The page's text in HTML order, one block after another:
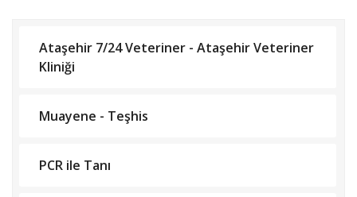
Ataşehir 7/24 Veteriner - Ataşehir Veteriner
Kliniği
Muayene - Teşhis
PCR ile Tanı